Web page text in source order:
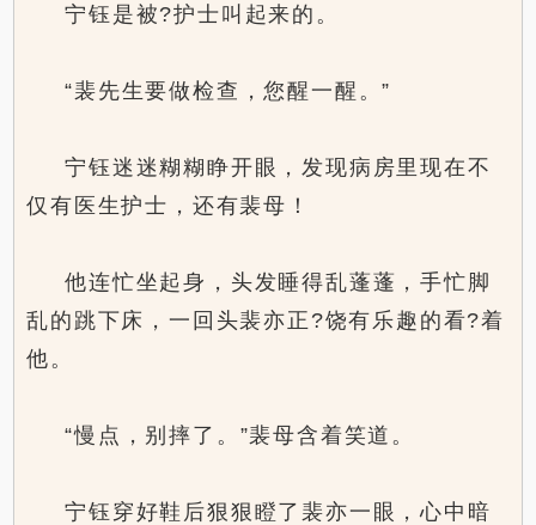
宁钰是被?护士叫起来的。
“裴先生要做检查，您醒一醒。”
宁钰迷迷糊糊睁开眼，发现病房里现在不
仅有医生护士，还有裴母！
他连忙坐起身，头发睡得乱蓬蓬，手忙脚
乱的跳下床，一回头裴亦正?饶有乐趣的看?着
他。
“慢点，别摔了。”裴母含着笑道。
宁钰穿好鞋后狠狠瞪了裴亦一眼，心中暗